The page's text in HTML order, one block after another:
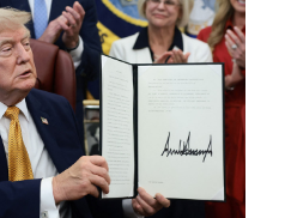
ไทย
ศูนย์วิจัยกสิกรไทย
Gen Z
Clean Beauty
ก่น
Aura Bangkok Clinic
อุดรธานี
T-Beauty